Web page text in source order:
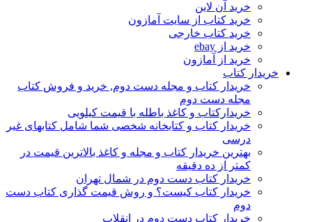
خرید آن لاین
خرید کتاب از سایت آمازون
خرید کتاب خارجی
خرید از ebay
خرید از آمازون
خریدار کتاب
خریدار کتاب و مجله دست دوم, خرید و فروش کتاب
مجله دست دوم
خریدارکتاب و کاغذ باطله با قیمت کیلویی
خریدار کتاب و کتابخانه شخصی شما شامل کتابهای غیر
درسی
بهترین خریدار کتاب و مجله و کاغذ بالاترین قیمت در
کمتر از ده دقیقه
خریدار کتاب دست دوم در شمال تهران
خریدار کتاب کیست؟ و روش قیمت گذاری کتاب دست
دوم
خریدار کتاب دست دوم در انقلاب